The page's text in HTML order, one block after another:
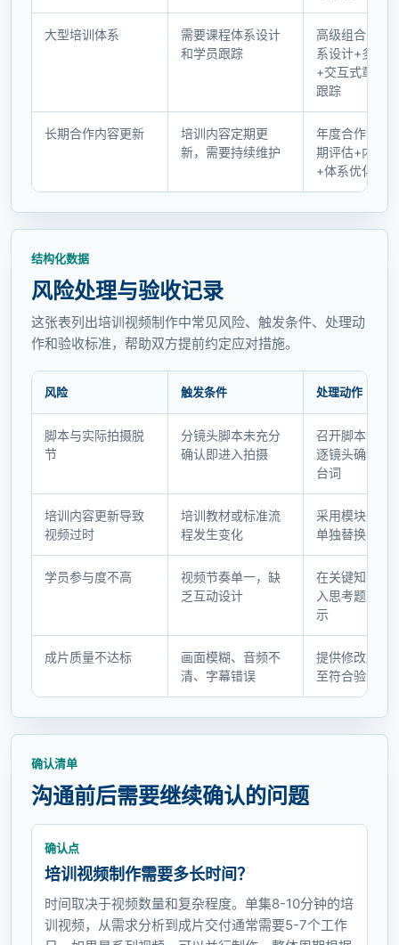
方
大型培训体系
需要课程体系设计
和学员跟踪
高级组合：课
系设计+多场
+交互式章节+
跟踪
长期合作内容更新
培训内容定期更
新，需要持续维护
年度合作计划
期评估+内容
+体系优化
结构化数据
风险处理与验收记录
这张表列出培训视频制作中常见风险、触发条件、处理动
作和验收标准，帮助双方提前约定应对措施。
险
与
验
收
风险 触发条件 处理动作
脚本与实际拍摄脱
节
分镜头脚本未充分
确认即进入拍摄
召开脚本评审
逐镜头确认画
台词
培训内容更新导致
视频过时
培训教材或标准流
程发生变化
采用模块化设
单独替换更新
学员参与度不高
视频节奏单一，缺
乏互动设计
在关键知识点
入思考题或实
示
成片质量不达标
画面模糊、音频不
清、字幕错误
提供修改服务
至符合验收标
确认清单
沟通前后需要继续确认的问题
确认点
培训视频制作需要多长时间？
时间取决于视频数量和复杂程度。单集8-10分钟的培
训视频，从需求分析到成片交付通常需要5-7个工作